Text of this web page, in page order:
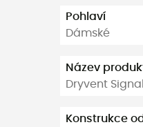
Pohlaví
Dámské
Název
Dryvent
Konstrukce